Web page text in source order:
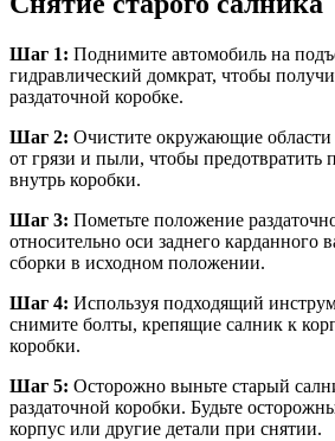
Шаг 1: Поднимите автомобиль на
гидравлический домкрат, чтобы
раздаточной коробке.
Шаг 2: Очистите окружающие области
от грязи и пыли, чтобы предотвратить
внутрь коробки.
Шаг 3: Пометьте положение
относительно оси заднего карданного
сборки в исходном положении.
Шаг 4: Используя подходящий
снимите болты, крепящие салник к
коробки.
Шаг 5: Осторожно выньте старый
раздаточной коробки. Будьте
корпус или другие детали при снятии.